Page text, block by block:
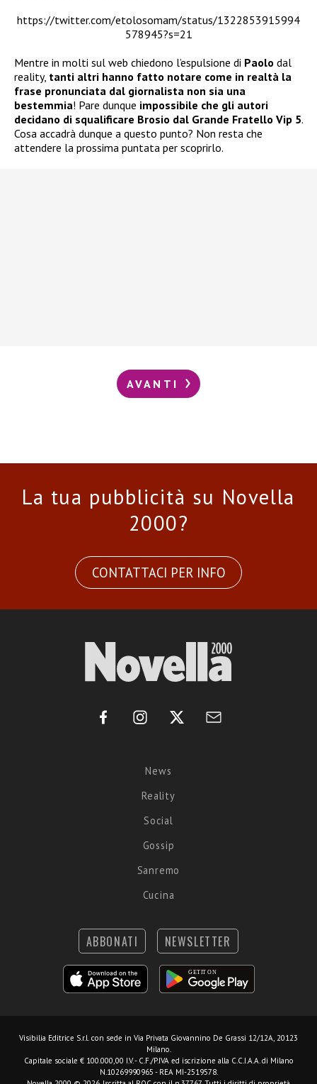
https://twitter.com/etolosomam/status/1322853915994
578945?s=21
Mentre in molti sul web chiedono l’espulsione di Paolo dal
reality, tanti altri hanno fatto notare come in realtà la
frase pronunciata dal giornalista non sia una
bestemmia! Pare dunque impossibile che gli autori
decidano di squalificare Brosio dal Grande Fratello Vip 5.
Cosa accadrà dunque a questo punto? Non resta che
attendere la prossima puntata per scoprirlo.
AVANTI
La tua pubblicità su Novella
2000?
CONTATTACI PER INFO
News
Reality
Social
Gossip
Sanremo
Cucina
ABBONATI NEWSLETTER
Visibilia Editrice S.r.l. con sede in Via Privata Giovannino De Grassi 12/12A, 20123
Milano.
Capitale sociale € 100.000,00 I.V. - C.F./P.IVA ed iscrizione alla C.C.I.A.A. di Milano
N.10269990965 - REA MI-2519578.